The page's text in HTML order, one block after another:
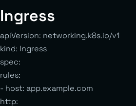
Ingress
apiVersion: networking.k8s.io/v1
kind: Ingress
spec:
rules:
- host: app.example.com
http: